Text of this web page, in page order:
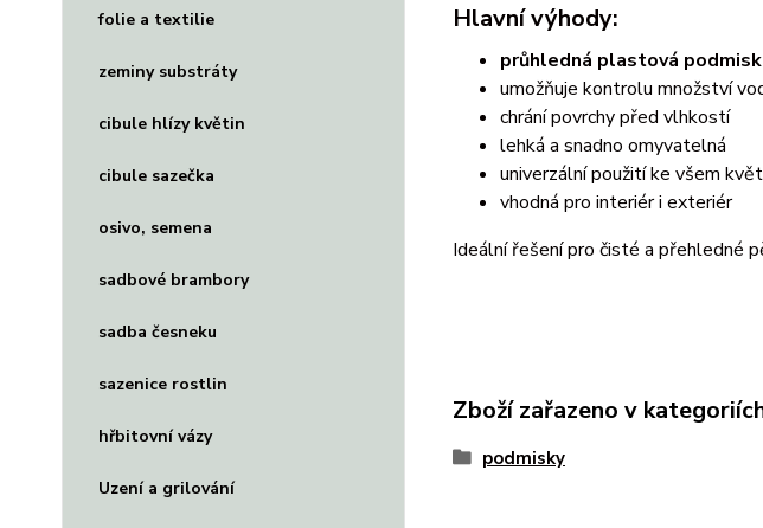
folie a textilie
zeminy substráty
cibule hlízy květin
cibule sazečka
osivo, semena
sadbové brambory
sadba česneku
sazenice rostlin
hřbitovní vázy
Uzení a grilování
Hlavní výhody:
průhledná plastová
umožňuje kontrolu množství
chrání povrchy před vlhkostí
lehká a snadno omyvatelná
univerzální použití ke všem
vhodná pro interiér i exteriér
Ideální řešení pro čisté a přehledné
Zboží zařazeno v
podmisky